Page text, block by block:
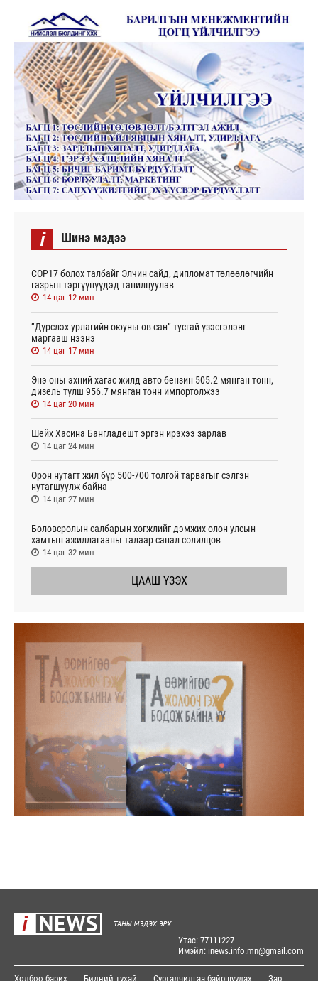
i Шинэ мэдээ
СОР17 болох талбайг Элчин сайд, дипломат төлөөлөгчийн
газрын тэргүүнүүдэд танилцуулав
14 цаг 12 мин
“Дүрслэх урлагийн оюуны өв сан” тусгай үзэсгэлэнг
маргааш нээнэ
14 цаг 17 мин
Энэ оны эхний хагас жилд авто бензин 505.2 мянган тонн,
дизель түлш 956.7 мянган тонн импортолжээ
14 цаг 20 мин
Шейх Хасина Бангладешт эргэн ирэхээ зарлав
14 цаг 24 мин
Орон нутагт жил бүр 500-700 толгой тарвагыг сэлгэн
нутагшуулж байна
14 цаг 27 мин
Боловсролын салбарын хөгжлийг дэмжих олон улсын
хамтын ажиллагааны талаар санал солилцов
14 цаг 32 мин
ЦААШ ҮЗЭХ
Утас: 77111227
Имэйл: inews.info.mn@gmail.com
Холбоо барих Бидний тухай Сурталчилгаа байршуулах Зар